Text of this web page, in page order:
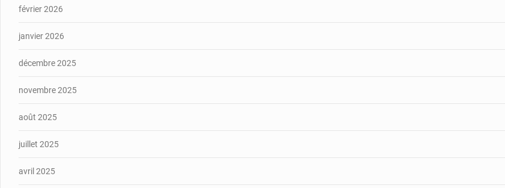
février 2026
janvier 2026
décembre 2025
novembre 2025
août 2025
juillet 2025
avril 2025